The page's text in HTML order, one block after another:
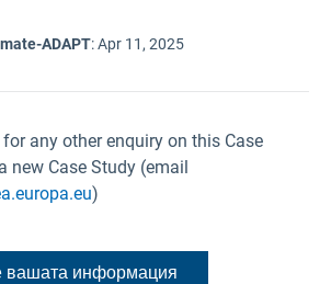
ADAPT:Apr 11, 2025
any other enquiry on this Case
new Case Study (email
)
вашата информация